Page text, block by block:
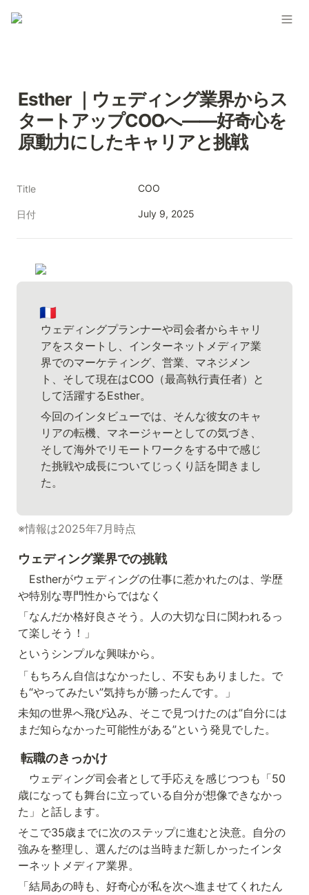
Esther ｜ウェディング業界からス
タートアップCOOへ——好奇心を
原動力にしたキャリアと挑戦
Title COO
日付 July 9, 2025
🇫🇷
ウェディングプランナーや司会者からキャリ
アをスタートし、インターネットメディア業
界でのマーケティング、営業、マネジメン
ト、そして現在はCOO（最高執行責任者）と
して活躍するEsther。
今回のインタビューでは、そんな彼女のキャ
リアの転機、マネージャーとしての気づき、
そして海外でリモートワークをする中で感じ
た挑戦や成長についてじっくり話を聞きまし
た。
※情報は2025年7月時点
ウェディング業界での挑戦
Estherがウェディングの仕事に惹かれたのは、学歴
や特別な専門性からではなく
「なんだか格好良さそう。人の大切な日に関われるっ
て楽しそう！」
というシンプルな興味から。
「もちろん自信はなかったし、不安もありました。で
も“やってみたい”気持ちが勝ったんです。」
未知の世界へ飛び込み、そこで見つけたのは”自分には
まだ知らなかった可能性がある”という発見でした。
転職のきっかけ
ウェディング司会者として手応えを感じつつも「50
歳になっても舞台に立っている自分が想像できなかっ
た」と話します。
そこで35歳までに次のステップに進むと決意。自分の
強みを整理し、選んだのは当時まだ新しかったインタ
ーネットメディア業界。
「結局あの時も、好奇心が私を次へ進ませてくれたん